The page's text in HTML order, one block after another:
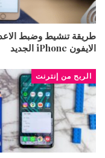
طريقة تنشيط وضبط
الايفون iPhone الجديد
الربح من إنترنت